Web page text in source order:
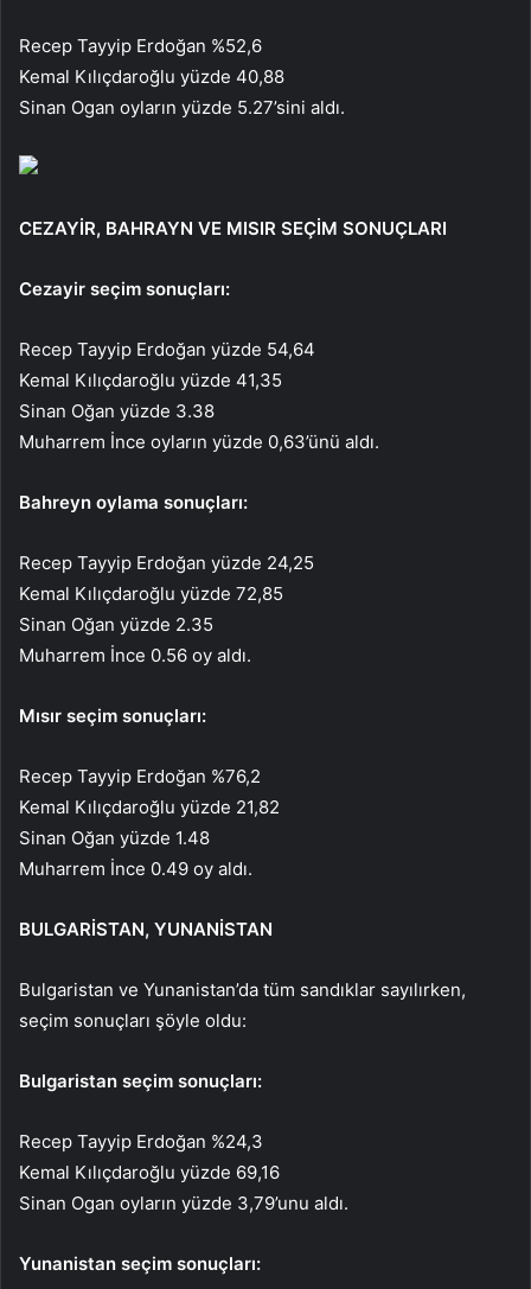
Recep Tayyip Erdoğan %52,6
Kemal Kılıçdaroğlu yüzde 40,88
Sinan Ogan oyların yüzde 5.27’sini aldı.
CEZAYİR, BAHRAYN VE MISIR SEÇİM SONUÇLARI
Cezayir seçim sonuçları:
Recep Tayyip Erdoğan yüzde 54,64
Kemal Kılıçdaroğlu yüzde 41,35
Sinan Oğan yüzde 3.38
Muharrem İnce oyların yüzde 0,63’ünü aldı.
Bahreyn oylama sonuçları:
Recep Tayyip Erdoğan yüzde 24,25
Kemal Kılıçdaroğlu yüzde 72,85
Sinan Oğan yüzde 2.35
Muharrem İnce 0.56 oy aldı.
Mısır seçim sonuçları:
Recep Tayyip Erdoğan %76,2
Kemal Kılıçdaroğlu yüzde 21,82
Sinan Oğan yüzde 1.48
Muharrem İnce 0.49 oy aldı.
BULGARİSTAN, YUNANİSTAN
Bulgaristan ve Yunanistan’da tüm sandıklar sayılırken,
seçim sonuçları şöyle oldu:
Bulgaristan seçim sonuçları:
Recep Tayyip Erdoğan %24,3
Kemal Kılıçdaroğlu yüzde 69,16
Sinan Ogan oyların yüzde 3,79’unu aldı.
Yunanistan seçim sonuçları: